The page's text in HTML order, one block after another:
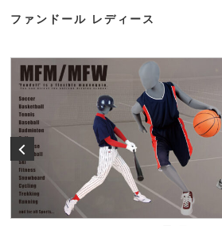
ファンドール レディース